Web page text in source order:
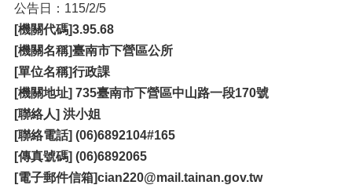
公告日：115/2/5
[機關代碼]3.95.68
[機關名稱]臺南市下營區公所
[單位名稱]行政課
[機關地址] 735臺南市下營區中山路一段170號
[聯絡人] 洪小姐
[聯絡電話] (06)6892104#165
[傳真號碼] (06)6892065
[電子郵件信箱]cian220@mail.tainan.gov.tw